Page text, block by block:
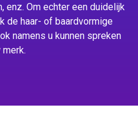
enz. Om echter een duidelijk
de haar- of baardvormige
namens u kunnen spreken
merk.